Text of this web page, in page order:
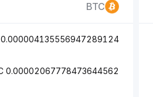
BTC
0.000004135556947289124 BTC
0.00002067778473644562 BTC